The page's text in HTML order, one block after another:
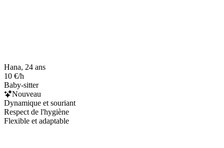
Hana, 24 ans
10 €/h
Baby-sitter
Nouveau
Dynamique et souriant
Respect de l'hygiène
Flexible et adaptable